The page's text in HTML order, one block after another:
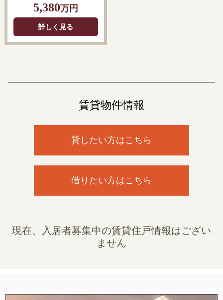
5,380万円
詳しく見る
賃貸物件情報
貸したい方はこちら
借りたい方はこちら
現在、入居者募集中の賃貸住戸情報はござい
ません